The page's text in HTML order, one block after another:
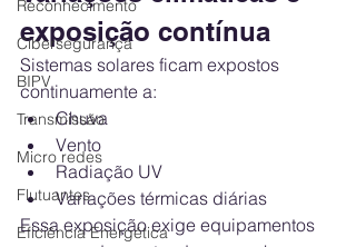
Reconhecimento
Cibersegurança
BIPV
Transmissão
Micro redes
Flutuantes
Eficiência Energética
exposição contínua
Sistemas solares ficam expostos
continuamente a:
Chuva
Vento
Radiação UV
Variações térmicas diárias
Essa exposição exige equipamentos